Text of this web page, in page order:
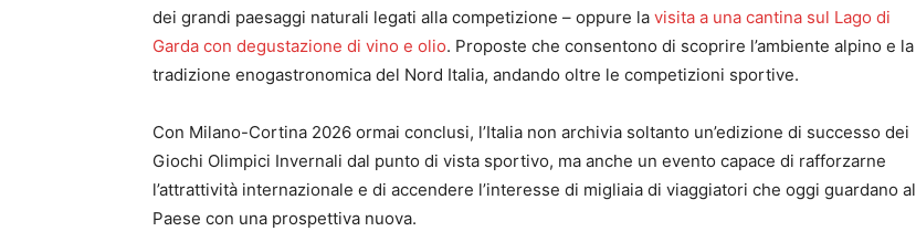
dei grandi paesaggi naturali legati alla competizione – oppure la visita a una cantina sul Lago di
Garda con degustazione di vino e olio. Proposte che consentono di scoprire l’ambiente alpino e la
tradizione enogastronomica del Nord Italia, andando oltre le competizioni sportive.
Con Milano-Cortina 2026 ormai conclusi, l’Italia non archivia soltanto un’edizione di successo dei
Giochi Olimpici Invernali dal punto di vista sportivo, ma anche un evento capace di rafforzarne
l’attrattività internazionale e di accendere l’interesse di migliaia di viaggiatori che oggi guardano al
Paese con una prospettiva nuova.